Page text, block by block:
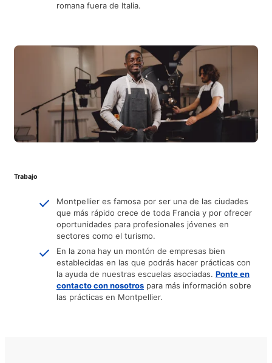
romana fuera de Italia.
Trabajo
Montpellier es famosa por ser una de las ciudades
que más rápido crece de toda Francia y por ofrecer
oportunidades para profesionales jóvenes en
sectores como el turismo.
En la zona hay un montón de empresas bien
establecidas en las que podrás hacer prácticas con
la ayuda de nuestras escuelas asociadas. Ponte en
contacto con nosotros para más información sobre
las prácticas en Montpellier.